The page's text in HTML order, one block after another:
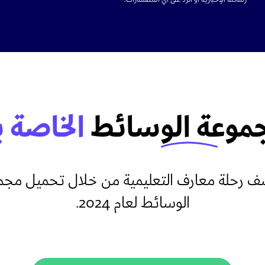
الوسائطالخاصة
رحلة معارف التعليمية من خلال تحميل
الوسائط لعام 2024.